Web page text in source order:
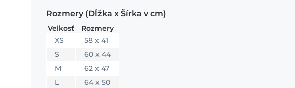
Rozmery (Dĺžka x Šírka v cm)
Veľkosť
Rozmery
XS
58 x 41
S
60 x 44
M
62 x 47
L
64 x 50